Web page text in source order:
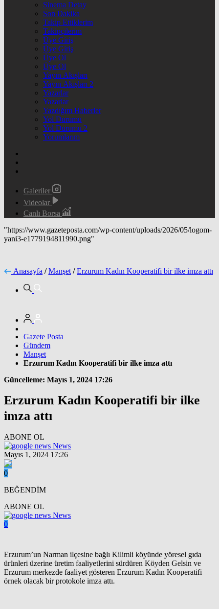
Sinema Detay
Son Dakika
Takip Ettiklerim
Takipçilerim
Üye Giriş
Üye Giriş
Üye Ol
Üye Ol
Yayın Akışları
Yayın Akışları 2
Yazarlar
Yazarlar
Yazdığım Haberler
Yol Durumu
Yol Durumu 2
Yorumlarım
Galeriler
Videolar
Canlı Borsa
"https://www.gazeteposta.com/wp-content/uploads/2026/05/logom-
yani3-e1779194811990.png"
Anasayfa / Manşet / Erzurum Kadın Kooperatifi bir ilke imza attı
Gazete Posta
Gündem
Manşet
Erzurum Kadın Kooperatifi bir ilke imza attı
Güncelleme: Mayıs 1, 2024 17:26
Erzurum Kadın Kooperatifi bir ilke
imza attı
ABONE OL
News
Mayıs 1, 2024 17:26
0
BEĞENDİM
ABONE OL
News
0
Erzurum’un Narman ilçesine bağlı Kilimli köyünde yöresel gıda
ürünleri üzerine üretim faaliyetlerini sürdüren Köyden Gelsin ve
Erzurum merkezde faaliyet gösteren Erzurum Kadın Kooperatifi
örnek olacak bir protokole imza attı.